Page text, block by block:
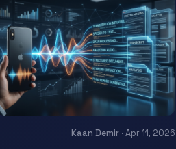
Kaan Demir · Apr 11, 2026